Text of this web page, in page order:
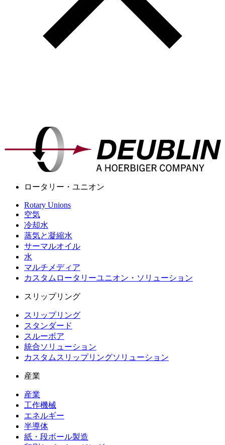
ロータリー・ユニオン
Rotary Unions
空気
冷却水
蒸気と凝縮水
サーマルオイル
水
マルチメディア
カスタムロータリーユニオン・ソリューション
スリップリング
スリップリング
スタンダード
スルーボア
統合ソリューション
カスタムスリップリングソリューション
産業
産業
工作機械
エネルギー
半導体
紙・段ボール製造